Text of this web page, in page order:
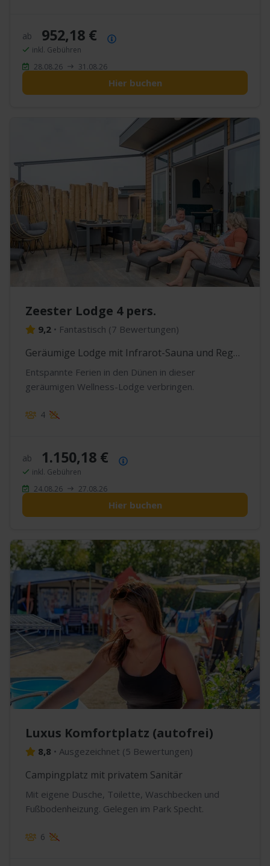
ab 952,18 €
inkl. Gebühren
28.08.26
31.08.26
Hier buchen
Zeester Lodge 4 pers.
9,2 • Fantastisch (7 Bewertungen)
Geräumige Lodge mit Infrarot-Sauna und Regendusche
Entspannte Ferien in den Dünen in dieser
geräumigen Wellness-Lodge verbringen.
4
ab 1.150,18 €
inkl. Gebühren
24.08.26
27.08.26
Hier buchen
Luxus Komfortplatz (autofrei)
8,8 • Ausgezeichnet (5 Bewertungen)
Campingplatz mit privatem Sanitär
Mit eigene Dusche, Toilette, Waschbecken und
Fußbodenheizung. Gelegen im Park Specht.
6